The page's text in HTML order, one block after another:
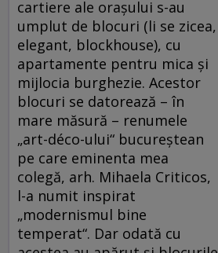
cartiere ale oraşului s-au
umplut de blocuri (li se zicea,
elegant, blockhouse), cu
apartamente pentru mica şi
mijlocia burghezie. Acestor
blocuri se datorează – în
mare măsură – renumele
„art-déco-ului“ bucureştean
pe care eminenta mea
colegă, arh. Mihaela Criticos,
l-a numit inspirat
„modernismul bine
temperat“. Dar odată cu